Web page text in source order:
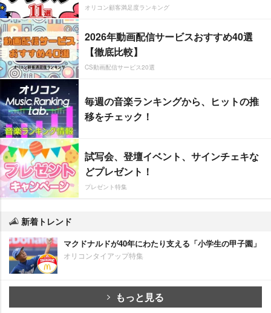
オリコン顧客満足度ランキング
2026年動画配信サービスおすすめ40選
【徹底比較】
CS動画配信サービス20選
毎週の音楽ランキングから、ヒットの推
移をチェック！
試写会、登壇イベント、サインチェキな
どプレゼント！
プレゼント特集
新着トレンド
マクドナルドが40年にわたり支える「小学生の甲子園」
オリコンタイアップ特集
もっと見る